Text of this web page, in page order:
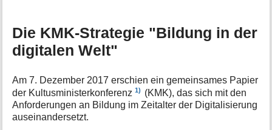
kmkstrategie
a
n
o
r
m
a
t
Die KMK-Strategie "Bildung in der
digitalen Welt"
Am 7. Dezember 2017 erschien ein gemeinsames Papier
der Kultusministerkonferenz1)
(KMK), das sich mit den
Anforderungen an Bildung im Zeitalter der Digitalisierung
auseinandersetzt.